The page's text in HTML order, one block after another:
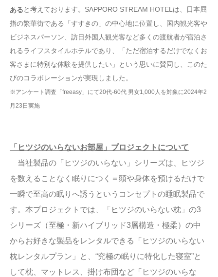
あると考えております。SAPPORO STREAM HOTELは、日本屈
指の繁華街である「すすきの」の中心地に位置し、国内観光客や
ビジネスパーソン、訪日外国人観光客など多くの渡航者が宿泊さ
れるライフスタイルホテルであり、「ただ宿泊するだけでなくお
客さまに特別な体験を提供したい」という思いに賛同し、このた
びのコラボレーションが実現しました。
※アンケート調査「freeasy」にて20代-60代 男女1,000人を対象に2024年2
月23日実施
「ヒツジのいらないお部屋」プロジェクトについて
当社製品の「ヒツジのいらない」シリーズは、ヒツジ
を数えることなく眠りにつく＝頭や身体を預けるだけで
一瞬で至高の眠りへ誘うというコンセプトの睡眠製品で
す。本プロジェクトでは、「ヒツジのいらない枕」の3
シリーズ（至極・新ハイブリッド3層構造・極柔）の中
からお好きな製品をレンタルできる「ヒツジのいらない
枕レンタルプラン」と、“究極の眠りに特化した寝室”と
して枕、マットレス、掛け布団など「ヒツジのいらな